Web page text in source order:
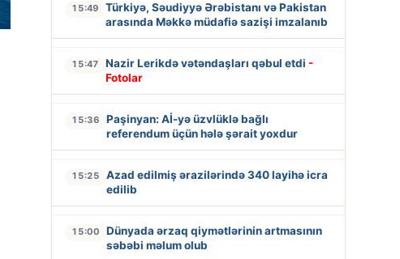
15:49
Türkiyə, Səudiyyə Ərəbistanı və Pakistan
arasında Məkkə müdafiə sazişi imzalanıb
15:47 Nazir Lerikdə vətəndaşları qəbul etdi -
Fotolar
15:36
Paşinyan: Aİ-yə üzvlüklə bağlı
referendum üçün hələ şərait yoxdur
15:25
Azad edilmiş ərazilərində 340 layihə icra
edilib
15:00
Dünyada ərzaq qiymətlərinin artmasının
səbəbi məlum olub